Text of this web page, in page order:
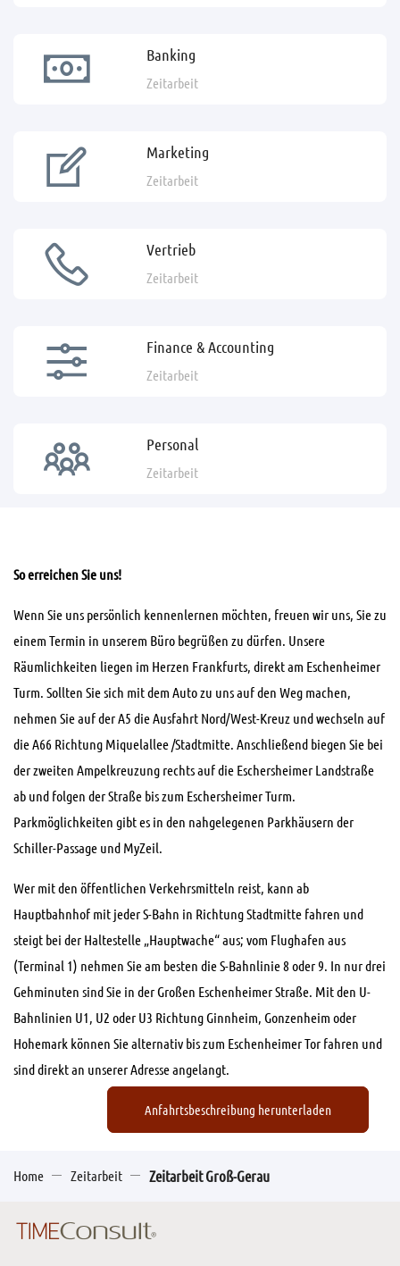
Banking
Zeitarbeit
Marketing
Zeitarbeit
Vertrieb
Zeitarbeit
Finance & Accounting
Zeitarbeit
Personal
Zeitarbeit
So erreichen Sie uns!
Wenn Sie uns persönlich kennenlernen möchten, freuen wir uns, Sie zu
einem Termin in unserem Büro begrüßen zu dürfen. Unsere
Räumlichkeiten liegen im Herzen Frankfurts, direkt am Eschenheimer
Turm. Sollten Sie sich mit dem Auto zu uns auf den Weg machen,
nehmen Sie auf der A5 die Ausfahrt Nord/West-Kreuz und wechseln auf
die A66 Richtung Miquelallee /Stadtmitte. Anschließend biegen Sie bei
der zweiten Ampelkreuzung rechts auf die Eschersheimer Landstraße
ab und folgen der Straße bis zum Eschersheimer Turm.
Parkmöglichkeiten gibt es in den nahgelegenen Parkhäusern der
Schiller-Passage und MyZeil.
Wer mit den öffentlichen Verkehrsmitteln reist, kann ab
Hauptbahnhof mit jeder S-Bahn in Richtung Stadtmitte fahren und
steigt bei der Haltestelle „Hauptwache“ aus; vom Flughafen aus
(Terminal 1) nehmen Sie am besten die S-Bahnlinie 8 oder 9. In nur drei
Gehminuten sind Sie in der Großen Eschenheimer Straße. Mit den U-
Bahnlinien U1, U2 oder U3 Richtung Ginnheim, Gonzenheim oder
Hohemark können Sie alternativ bis zum Eschenheimer Tor fahren und
sind direkt an unserer Adresse angelangt.
Anfahrtsbeschreibung herunterladen
Home Zeitarbeit Zeitarbeit Groß-Gerau